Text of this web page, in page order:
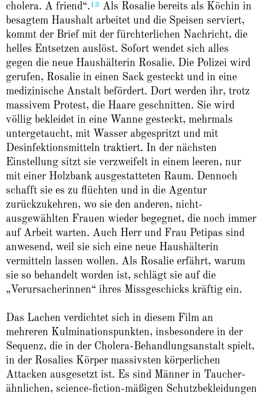
cholera. A friend“.13 Als Rosalie bereits als Köchin in
besagtem Haushalt arbeitet und die Speisen serviert,
kommt der Brief mit der fürchterlichen Nachricht, die
helles Entsetzen auslöst. Sofort wendet sich alles
gegen die neue Haushälterin Rosalie. Die Polizei wird
gerufen, Rosalie in einen Sack gesteckt und in eine
medizinische Anstalt befördert. Dort werden ihr, trotz
massivem Protest, die Haare geschnitten. Sie wird
völlig bekleidet in eine Wanne gesteckt, mehrmals
untergetaucht, mit Wasser abgespritzt und mit
Desinfektionsmitteln traktiert. In der nächsten
Einstellung sitzt sie verzweifelt in einem leeren, nur
mit einer Holzbank ausgestatteten Raum. Dennoch
schafft sie es zu flüchten und in die Agentur
zurückzukehren, wo sie den anderen, nicht-
ausgewählten Frauen wieder begegnet, die noch immer
auf Arbeit warten. Auch Herr und Frau Petipas sind
anwesend, weil sie sich eine neue Haushälterin
vermitteln lassen wollen. Als Rosalie erfährt, warum
sie so behandelt worden ist, schlägt sie auf die
„Verursacherinnen“ ihres Missgeschicks kräftig ein.
Das Lachen verdichtet sich in diesem Film an
mehreren Kulminationspunkten, insbesondere in der
Sequenz, die in der Cholera-Behandlungsanstalt spielt,
in der Rosalies Körper massivsten körperlichen
Attacken ausgesetzt ist. Es sind Männer in Taucher-
ähnlichen, science-fiction-mäßigen Schutzbekleidungen